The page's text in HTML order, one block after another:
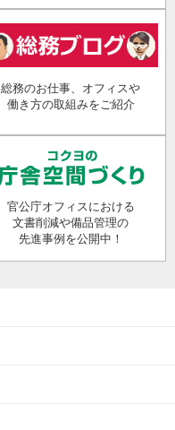
総務のお仕事、オフィスや
働き方の取組みをご紹介
官公庁オフィスにおける
文書削減や備品管理の
先進事例を公開中！